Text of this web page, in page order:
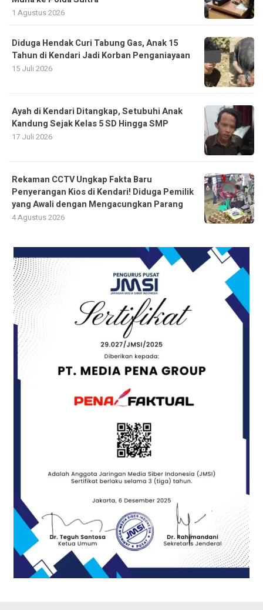
1 Agustus 2026
Diduga Hendak Curi Tabung Gas, Anak 15
Tahun di Kendari Jadi Korban Penganiayaan
15 Juli 2026
Ayah di Kendari Ditangkap, Setubuhi Anak
Kandung Sejak Kelas 5 SD Hingga SMP
17 Juli 2026
Rekaman CCTV Ungkap Fakta Baru
Penyerangan Kios di Kendari! Diduga Pemilik
yang Awali dengan Mengacungkan Parang
4 Agustus 2026